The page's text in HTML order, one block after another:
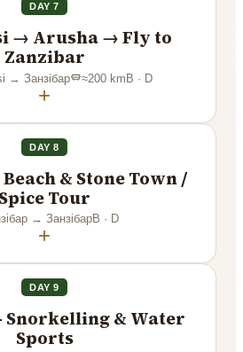
DAY 7
→ Arusha → Fly to
Zanzibar
→ Занзібар ≈200km B · D
+
DAY 8
& Stone Town /
Spice Tour
→ ЗанзібарB · D
+
DAY 9
& Water
Sports